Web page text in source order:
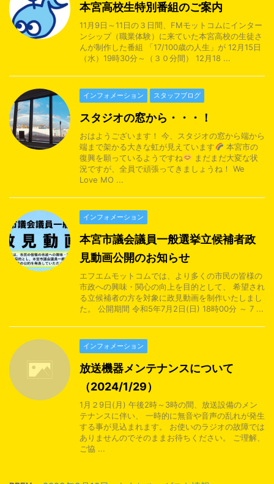
本宮高校生特別番組のご案内
11月9日～11日の３日間、FMモットコムにインター
ンシップ（職業体験）に来ていた本宮高校の生徒さ
んが制作した番組 「17/100歳の人生」が 12月15日
（水）19時30分～（３０分間） 12月18 ...
インフォメーション スタッフブログ
スタジオの窓から・・・！
おはようございます！ 今、スタジオの窓から端から
端まで架かる大きな虹が見えています
本宮市の
復興を願っているようですね
まだまだ大変な状
況ですが、全員で頑張ってきましょうね！ We
Love MO ...
インフォメーション
本宮市議会議員一般選挙立候補者政
見動画公開のお知らせ
エフエムモットコムでは、より多くの市民の皆様の
市政への興味・関心の向上を目的として、 希望され
る立候補者の方を対象に政見動画を制作いたしまし
た。 公開期間 令和5年7月2日(日) 18時00分 ～ 7 ...
インフォメーション
放送機器メンテナンスについて
（2024/1/29）
1月２9日(月) 午後2時～3時の間、放送設備のメン
テナンスに伴い、 一時的に無音や音声の乱れが発生
する事が見込まれます。 お使いのラジオの故障では
ありませんのでそのままお待ちください。 ご理解、
ご協 ...